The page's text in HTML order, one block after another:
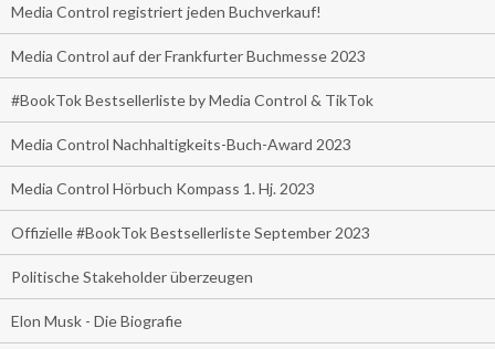
Media Control registriert jeden Buchverkauf!
Media Control auf der Frankfurter Buchmesse 2023
#BookTok Bestsellerliste by Media Control & TikTok
Media Control Nachhaltigkeits-Buch-Award 2023
Media Control Hörbuch Kompass 1. Hj. 2023
Offizielle #BookTok Bestsellerliste September 2023
Politische Stakeholder überzeugen
Elon Musk - Die Biografie